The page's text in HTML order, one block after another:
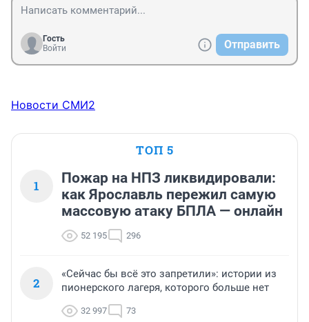
Гость
Войти
Отправить
Новости СМИ2
ТОП 5
1
Пожар на НПЗ ликвидировали:
как Ярославль пережил самую
массовую атаку БПЛА — онлайн
52 195 296
2
«Сейчас бы всё это запретили»: истории из
пионерского лагеря, которого больше нет
32 997 73